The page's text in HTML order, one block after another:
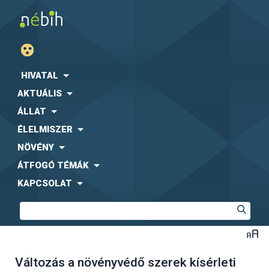
HIVATAL
AKTUÁLIS
ÁLLAT
ÉLELMISZER
NÖVÉNY
ÁTFOGÓ TÉMÁK
KAPCSOLAT
Változás a növényvédő szerek kísérleti